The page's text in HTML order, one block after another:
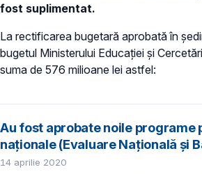
fost suplimentat.
La rectificarea bugetară aprobată în
bugetul Ministerului Educației și
suma de 576 milioane lei astfel:
Au fost aprobate noile programe
naționale (Evaluare Națională și
14 aprilie 2020